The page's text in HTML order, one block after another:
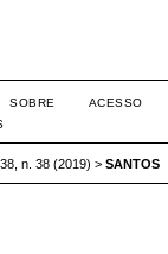
SOBRE ACESSO
n. 38 (2019) > SANTOS